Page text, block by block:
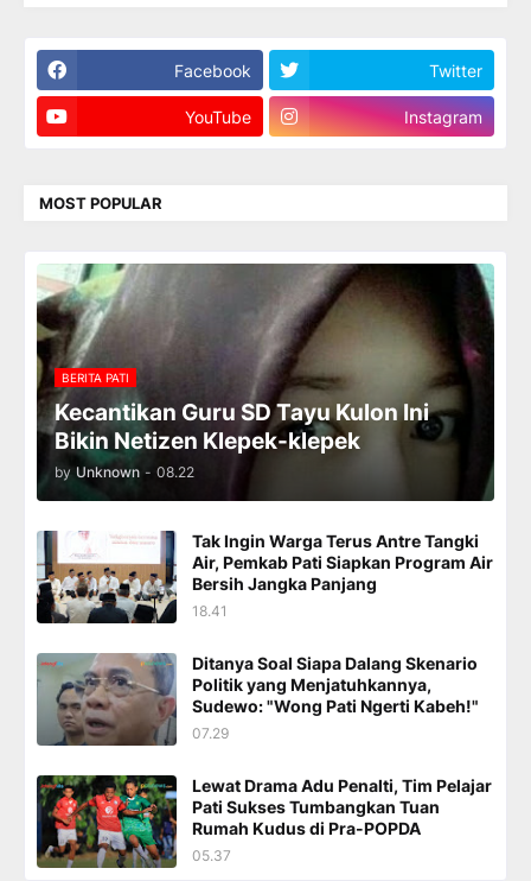
Facebook Twitter
YouTube Instagram
MOST POPULAR
BERITA PATI
Kecantikan Guru SD Tayu Kulon Ini
Bikin Netizen Klepek-klepek
by Unknown - 08.22
Tak Ingin Warga Terus Antre Tangki
Air, Pemkab Pati Siapkan Program Air
Bersih Jangka Panjang
18.41
Ditanya Soal Siapa Dalang Skenario
Politik yang Menjatuhkannya,
Sudewo: "Wong Pati Ngerti Kabeh!"
07.29
Lewat Drama Adu Penalti, Tim Pelajar
Pati Sukses Tumbangkan Tuan
Rumah Kudus di Pra-POPDA
05.37